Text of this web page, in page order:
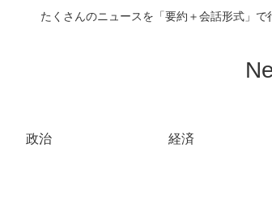
たくさんのニュースを「要約＋会話形式」
政治 経済